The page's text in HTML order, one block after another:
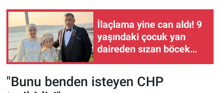
İlaçlama yine can aldı! 9
yaşındaki çocuk yan
daireden sızan böcek
ilacından öldü!
"Bunu benden isteyen CHP